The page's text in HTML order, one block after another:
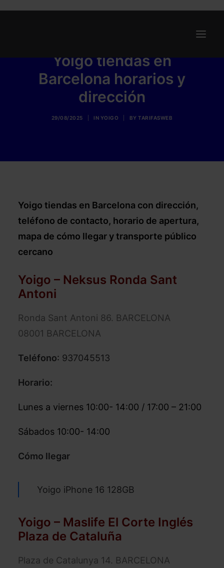
Ofertas
Internet y Telefonía
Search
Yoigo tiendas en
Barcelona horarios y
dirección
29/08/2025 IN YOIGO BYTARIFASWEB
Yoigo tiendas en Barcelona con dirección,
teléfono de contacto, horario de apertura,
mapa de cómo llegar y transporte público
cercano
Yoigo – Neksus Ronda Sant
Antoni
Ronda Sant Antoni 86. BARCELONA
08001 BARCELONA
Teléfono: 937045513
Horario:
Lunes a viernes 10:00- 14:00 / 17:00 – 21:00
Sábados 10:00- 14:00
Cómo llegar
Yoigo iPhone 16 128GB
Yoigo – Maslife El Corte Inglés
Plaza de Cataluña
Plaza de Catalunya 14. BARCELONA